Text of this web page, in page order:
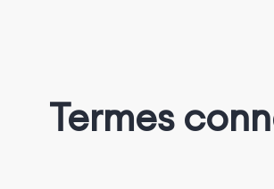
Termes